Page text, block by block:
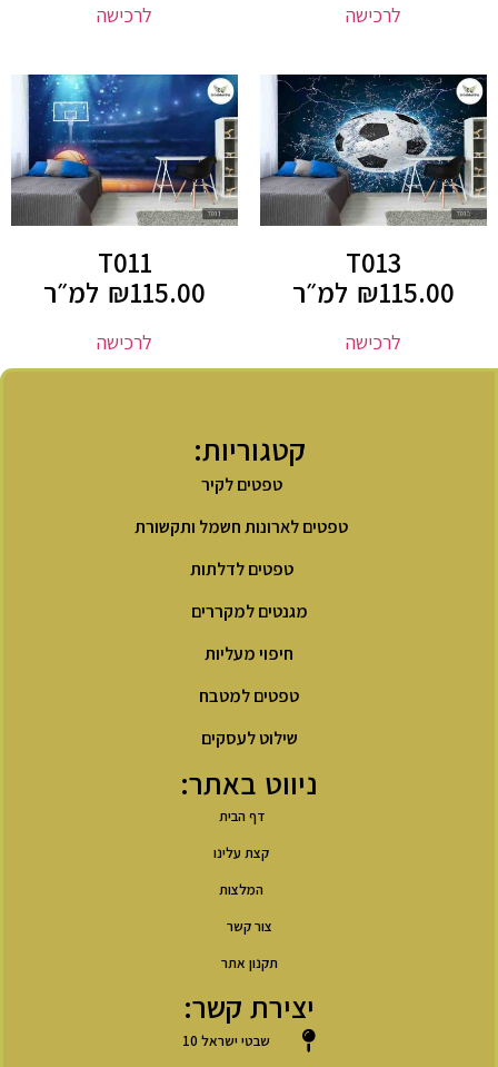
לרכישה לרכישה
T013
₪115.00 למ״ר
לרכישה
T011
₪115.00 למ״ר
לרכישה
קטגוריות:
טפטים לקיר
טפטים לארונות חשמל ותקשורת
טפטים לדלתות
מגנטים למקררים
חיפוי מעליות
טפטים למטבח
שילוט לעסקים
ניווט באתר:
דף הבית
קצת עלינו
המלצות
צור קשר
תקנון אתר
יצירת קשר:
שבטי ישראל 10